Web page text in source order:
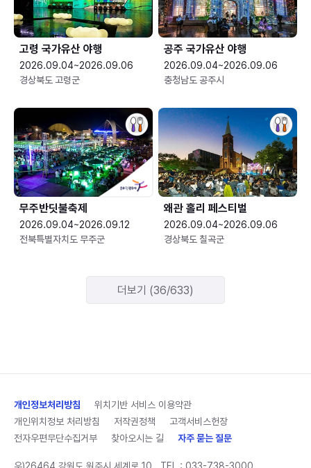
고령 국가유산 야행
2026.09.04~2026.09.06
경상북도 고령군
공주 국가유산 야행
2026.09.04~2026.09.06
충청남도 공주시
무주반딧불축제
2026.09.04~2026.09.12
전북특별자치도 무주군
왜관 홀리 페스티벌
2026.09.04~2026.09.06
경상북도 칠곡군
더보기 (36/633)
개인정보처리방침
위치기반 서비스 이용약관
개인위치정보 처리방침
저작권정책
고객서비스헌장
전자우편무단수집거부
찾아오시는 길 자주 묻는 질문